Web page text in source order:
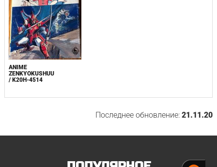
ANIME
ZENKYOKUSHUU
/ K20H-4514
Последнее обновление:21.11.20